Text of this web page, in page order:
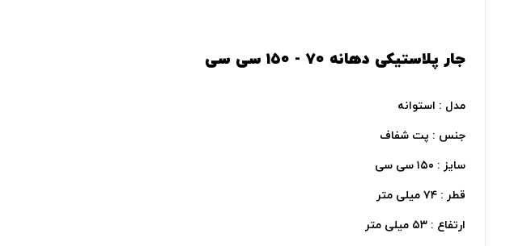
جار پلاستیکی دهانه ۷۰ - ۱۵۰ سی سی
مدل : استوانه
جنس : پت شفاف
سایز : ۱۵۰ سی سی
قطر : ۷۴ میلی متر
ارتفاع : ۵۳ میلی متر